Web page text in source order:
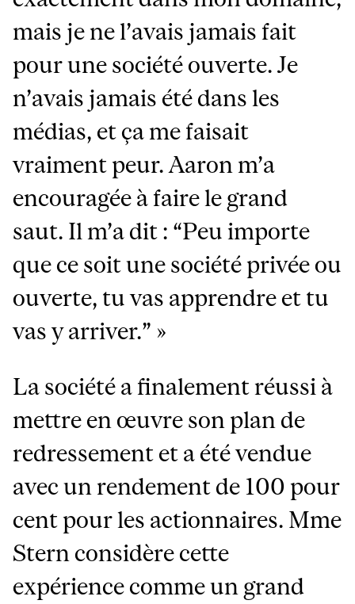
mais je ne l’avais jamais fait
pour une société ouverte. Je
n’avais jamais été dans les
médias, et ça me faisait
vraiment peur. Aaron m’a
encouragée à faire le grand
saut. Il m’a dit : “Peu importe
que ce soit une société privée ou
ouverte, tu vas apprendre et tu
vas y arriver.” »
La société a finalement réussi à
mettre en œuvre son plan de
redressement et a été vendue
avec un rendement de 100 pour
cent pour les actionnaires. Mme
Stern considère cette
expérience comme un grand